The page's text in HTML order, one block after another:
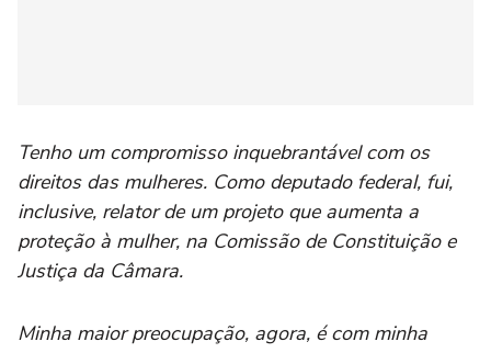
Tenho um compromisso inquebrantável com os
direitos das mulheres. Como deputado federal, fui,
inclusive, relator de um projeto que aumenta a
proteção à mulher, na Comissão de Constituição e
Justiça da Câmara.
Minha maior preocupação, agora, é com minha